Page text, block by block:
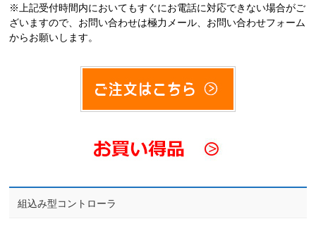
※上記受付時間内においてもすぐにお電話に対応できない場合がご
ざいますので、お問い合わせは極力メール、お問い合わせフォーム
からお願いします。
組込み型コントローラ